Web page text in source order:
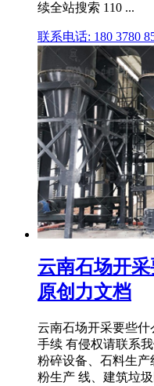
续全站搜索 110 ...
联系电话: 180 3780
云南石场开
原创力文档
云南石场开采要些什
手续 有侵权请联系
粉碎设备、石料生
粉生产 线、建筑垃